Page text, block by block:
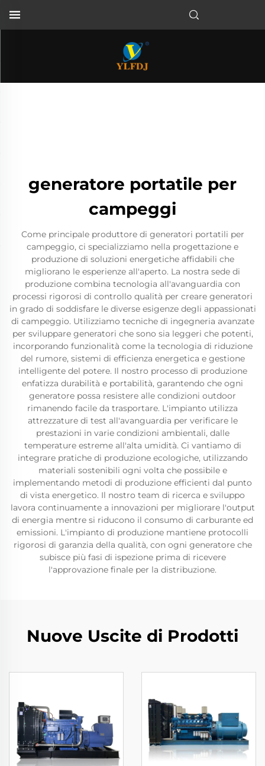
generatore portatile per
campeggi
Come principale produttore di generatori portatili per
campeggio, ci specializziamo nella progettazione e
produzione di soluzioni energetiche affidabili che
migliorano le esperienze all'aperto. La nostra sede di
produzione combina tecnologia all'avanguardia con
processi rigorosi di controllo qualità per creare generatori
in grado di soddisfare le diverse esigenze degli appassionati
di campeggio. Utilizziamo tecniche di ingegneria avanzate
per sviluppare generatori che sono sia leggeri che potenti,
incorporando funzionalità come la tecnologia di riduzione
del rumore, sistemi di efficienza energetica e gestione
intelligente del potere. Il nostro processo di produzione
enfatizza durabilità e portabilità, garantendo che ogni
generatore possa resistere alle condizioni outdoor
rimanendo facile da trasportare. L'impianto utilizza
attrezzature di test all'avanguardia per verificare le
prestazioni in varie condizioni ambientali, dalle
temperature estreme all'alta umidità. Ci vantiamo di
integrare pratiche di produzione ecologiche, utilizzando
materiali sostenibili ogni volta che possibile e
implementando metodi di produzione efficienti dal punto
di vista energetico. Il nostro team di ricerca e sviluppo
lavora continuamente a innovazioni per migliorare l'output
di energia mentre si riducono il consumo di carburante ed
emissioni. L'impianto di produzione mantiene protocolli
rigorosi di garanzia della qualità, con ogni generatore che
subisce più fasi di ispezione prima di ricevere
l'approvazione finale per la distribuzione.
Nuove Uscite di Prodotti